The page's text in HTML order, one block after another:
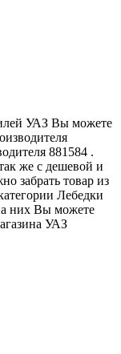
УАЗ Вы можете
881584 .
же с дешевой и
забрать товар из
Лебедки
них Вы можете
УАЗ